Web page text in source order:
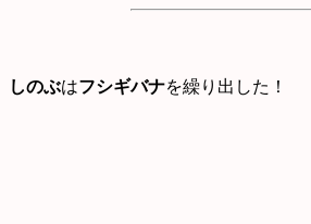
しのぶはフシギバナを繰り出した！